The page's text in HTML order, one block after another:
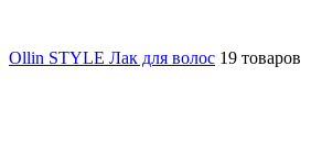
Ollin STYLE Лак для волос 19 товаров